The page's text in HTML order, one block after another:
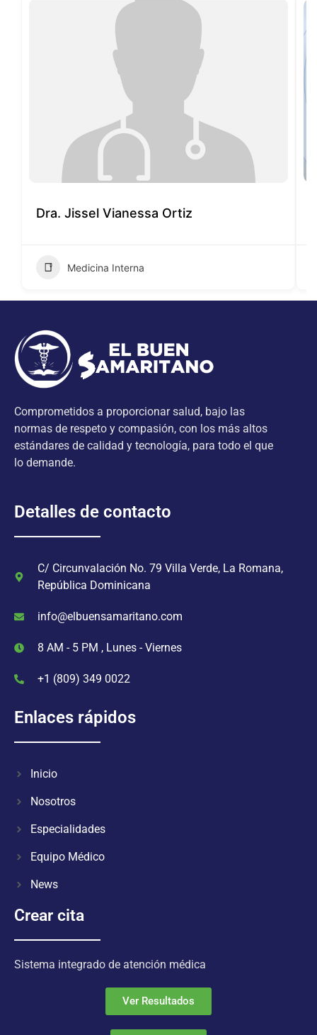
Dra. Jissel Vianessa Ortiz
Medicina Interna
Comprometidos a proporcionar salud, bajo las
normas de respeto y compasión, con los más altos
estándares de calidad y tecnología, para todo el que
lo demande.
Detalles de contacto
C/ Circunvalación No. 79 Villa Verde, La Romana,
República Dominicana
info@elbuensamaritano.com
8 AM - 5 PM , Lunes - Viernes
+1 (809) 349 0022
Enlaces rápidos
Inicio
Nosotros
Especialidades
Equipo Médico
News
Crear cita
Sistema integrado de atención médica
Ver Resultados